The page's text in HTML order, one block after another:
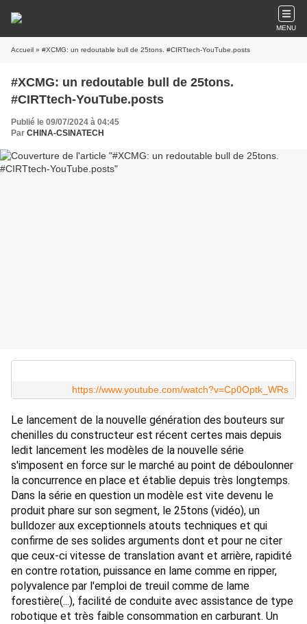
MENU
Accueil » #XCMG: un redoutable bull de 25tons. #CIRTtech-YouTube.posts
#XCMG: un redoutable bull de 25tons.
#CIRTtech-YouTube.posts
Publié le 09/07/2024 à 04:45
Par CHINA-CSINATECH
https://www.youtube.com/watch?v=Cp0Optk_WRs
Le lancement de la nouvelle génération des bouteurs sur
chenilles du constructeur est récent certes mais depuis
ledit lancement les modèles de la nouvelle série
s'imposent en force sur le marché au point de déboulonner
la concurrence en place et établie depuis très longtemps.
Dans la série en question un modèle est vite devenu le
produit phare sur son segment, le 25tons (vidéo), un
bulldozer aux exceptionnels atouts techniques et qui
confirme de ses solides arguments dont et pour ne citer
que ceux-ci vitesse de translation avant et arrière, rapidité
en contre rotation, puissance en lame comme en ripper,
polyvalence par l'emploi de treuil comme de lame
forestière(...), facilité de conduite avec assistance de type
robotique et très faible consommation en carburant. Un